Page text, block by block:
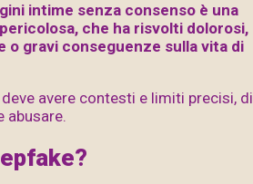
intime senza consenso è una
che ha risvolti dolorosi,
o gravi conseguenze sulla vita di
avere contesti e limiti precisi, di
abusare.